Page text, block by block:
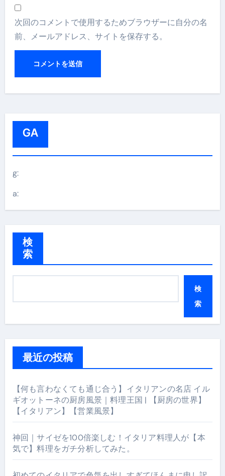
次回のコメントで使用するためブラウザーに自分の名
前、メールアドレス、サイトを保存する。
GA
g:
a:
検
索
検
索
最近の投稿
【何も言わなくても通じ合う】イタリアンの名店 イル
ギオットーネの厨房風景｜料理王国 | 【厨房の世界】
【イタリアン】【営業風景】
神回｜サイゼを100倍楽しむ！イタリア料理人が【本
気で】料理をガチ分析してみた。